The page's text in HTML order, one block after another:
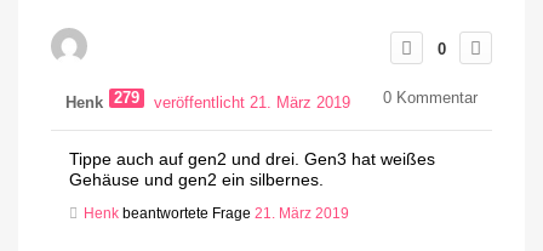
0
Henk 279 veröffentlicht 21. März 2019 0 Kommentar
Tippe auch auf gen2 und drei. Gen3 hat weißes
Gehäuse und gen2 ein silbernes.
Henk beantwortete Frage 21. März 2019